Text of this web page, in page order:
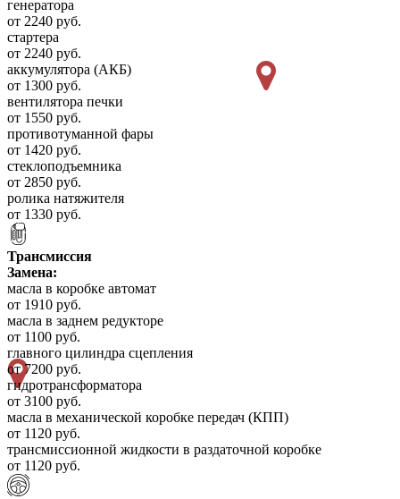
генератора
от 2240 руб.
стартера
от 2240 руб.
аккумулятора (АКБ)
от 1300 руб.
вентилятора печки
от 1550 руб.
противотуманной фары
от 1420 руб.
стеклоподъемника
от 2850 руб.
ролика натяжителя
от 1330 руб.
Трансмиссия
Замена:
масла в коробке автомат
от 1910 руб.
масла в заднем редукторе
от 1100 руб.
главного цилиндра сцепления
от 7200 руб.
гидротрансформатора
от 3100 руб.
масла в механической коробке передач (КПП)
от 1120 руб.
трансмиссионной жидкости в раздаточной коробке
от 1120 руб.